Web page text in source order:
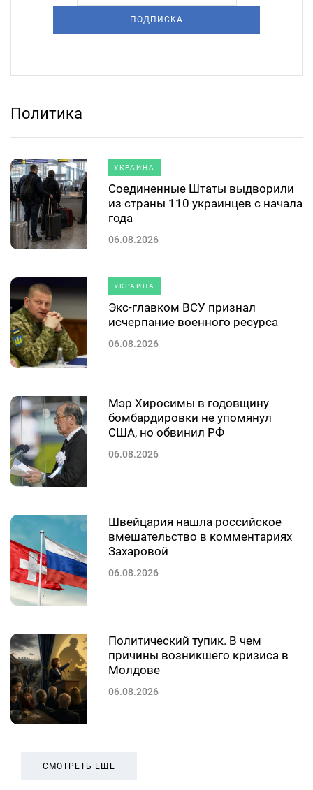
ПОДПИСКА
Политика
УКРАИНА
Соединенные Штаты выдворили
из страны 110 украинцев с начала
года
06.08.2026
УКРАИНА
Экс-главком ВСУ признал
исчерпание военного ресурса
06.08.2026
Мэр Хиросимы в годовщину
бомбардировки не упомянул
США, но обвинил РФ
06.08.2026
Швейцария нашла российское
вмешательство в комментариях
Захаровой
06.08.2026
Политический тупик. В чем
причины возникшего кризиса в
Молдове
06.08.2026
СМОТРЕТЬ ЕЩЕ